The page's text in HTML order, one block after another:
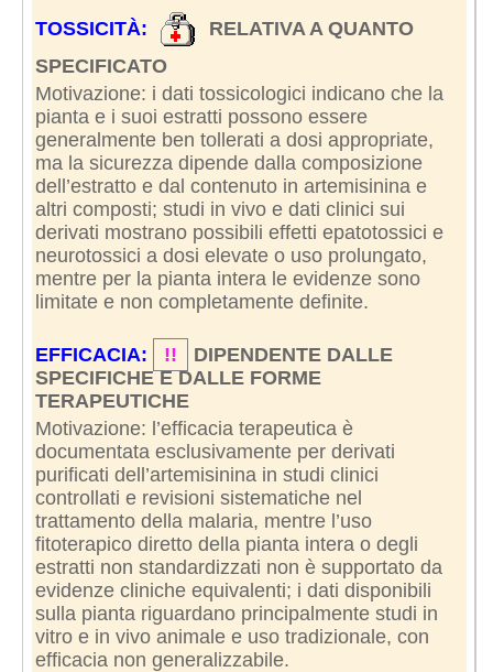
TOSSICITÀ:
RELATIVA A QUANTO
SPECIFICATO
Motivazione: i dati tossicologici indicano che la
pianta e i suoi estratti possono essere
generalmente ben tollerati a dosi appropriate,
ma la sicurezza dipende dalla composizione
dell’estratto e dal contenuto in artemisinina e
altri composti; studi in vivo e dati clinici sui
derivati mostrano possibili effetti epatotossici e
neurotossici a dosi elevate o uso prolungato,
mentre per la pianta intera le evidenze sono
limitate e non completamente definite.
EFFICACIA: !!
DIPENDENTE DALLE
SPECIFICHE E DALLE FORME
TERAPEUTICHE
Motivazione: l’efficacia terapeutica è
documentata esclusivamente per derivati
purificati dell’artemisinina in studi clinici
controllati e revisioni sistematiche nel
trattamento della malaria, mentre l’uso
fitoterapico diretto della pianta intera o degli
estratti non standardizzati non è supportato da
evidenze cliniche equivalenti; i dati disponibili
sulla pianta riguardano principalmente studi in
vitro e in vivo animale e uso tradizionale, con
efficacia non generalizzabile.